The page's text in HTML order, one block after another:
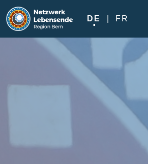
Direkt zum Inhalt
DE FR